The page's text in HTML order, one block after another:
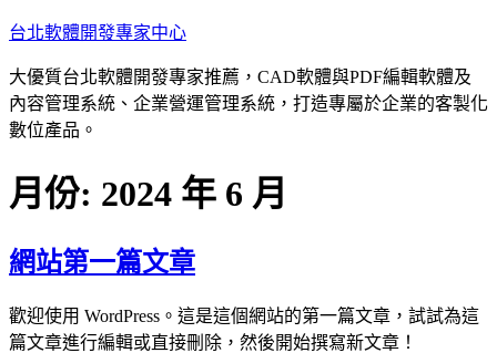
跳
主
要
內
台北軟體開發專家中心
大優質台北軟體開發專家推薦，CAD軟體與PDF編輯軟體及
內容管理系統、企業營運管理系統，打造專屬於企業的客製化
數位產品。
月份: 2024 年 6 月
網站第一篇文章
歡迎使用 WordPress。這是這個網站的第一篇文章，試試為這
篇文章進行編輯或直接刪除，然後開始撰寫新文章！